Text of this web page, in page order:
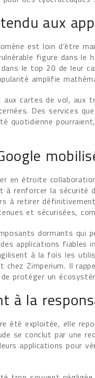
aux
est loin d’être
figure dans le
le top 20 de leur
amplifie
aux cartes de vol, aux
Des services
quotidienne
en étroite
renforcer la sécurité
à retirer
et sécurisées,
dormants
applications
à la fois les
chez Zimperium. Il
protéger un
à la
été exploitée, elle
se conclut par une
applications pour